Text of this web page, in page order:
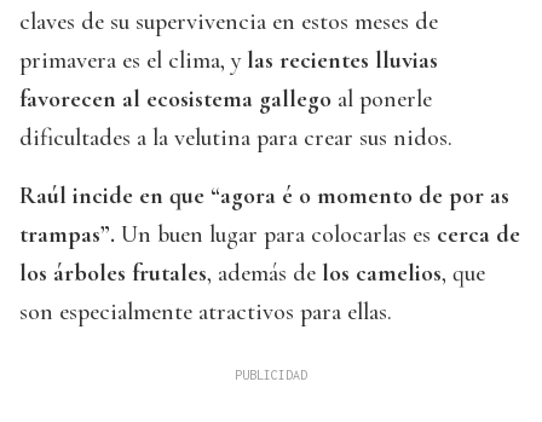
claves de su supervivencia en estos meses de
primavera es el clima, y las recientes lluvias
favorecen al ecosistema gallego al ponerle
dificultades a la velutina para crear sus nidos.
Raúl incide en que “agora é o momento de por as
trampas”. Un buen lugar para colocarlas es cerca de
los árboles frutales, además de los camelios, que
son especialmente atractivos para ellas.